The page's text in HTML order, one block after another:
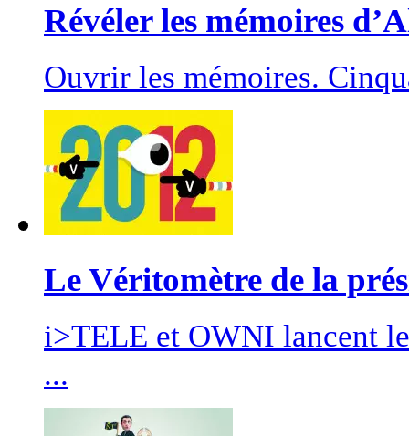
Révéler les mémoires
Ouvrir les mémoires.
Le Véritomètre de la
i>TELE et OWNI lancent
...